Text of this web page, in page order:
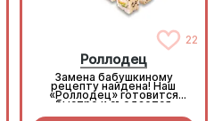
22
Роллодец
Замена бабушкиному
рецепту найдена! Наш
«Роллодец» готовится
быстро и съедается